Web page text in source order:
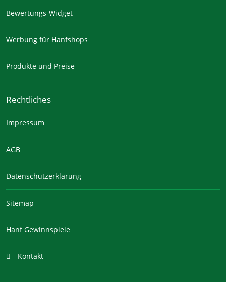
Bewertungs-Widget
Werbung für Hanfshops
Produkte und Preise
Rechtliches
Impressum
AGB
Datenschutzerklärung
Sitemap
Hanf Gewinnspiele
Kontakt